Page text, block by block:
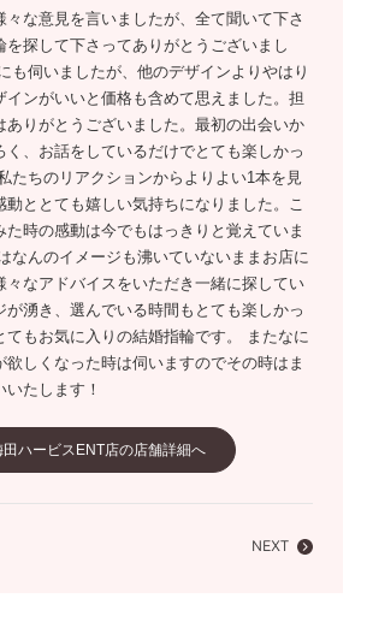
々な意見を言いましたが、全て聞いて下さ
を探して下さってありがとうございまし
も伺いましたが、他のデザインよりやはり
インがいいと価格も含めて思えました。担
ありがとうございました。最初の出会いか
く、お話をしているだけでとても楽しかっ
たちのリアクションからよりよい1本を見
動ととても嬉しい気持ちになりました。こ
た時の感動は今でもはっきりと覚えていま
なんのイメージも沸いていないままお店に
々なアドバイスをいただき一緒に探してい
が湧き、選んでいる時間もとても楽しかっ
てもお気に入りの結婚指輪です。 またなに
欲しくなった時は伺いますのでその時はま
たします！
田ハービスENT店の店舗詳細へ
NEXT